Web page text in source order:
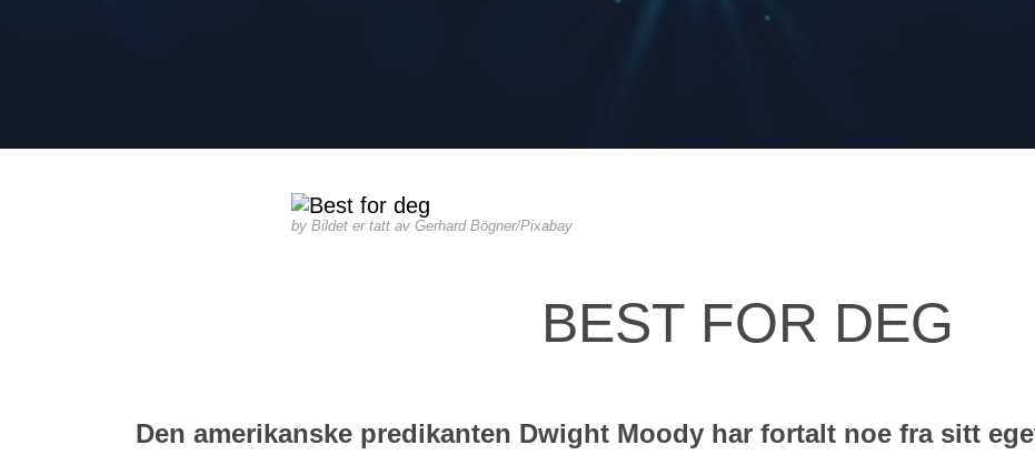
Bildet er tatt av Gerhard Bögner/Pixabay
BEST FOR DEG
Den amerikanske predikanten Dwight Moody har fortalt noe fra sitt